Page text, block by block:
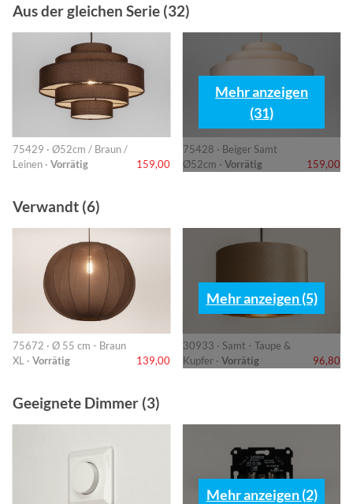
Aus der gleichen Serie (32)
75429 · Ø52cm / Braun /
Leinen · Vorrätig 159,00
75428 · Beiger Samt
Ø52cm · Vorrätig 159,00
Mehr anzeigen
(31)
Verwandt (6)
75672 · Ø 55 cm - Braun
XL · Vorrätig 139,00
30933 · Samt - Taupe &
Kupfer · Vorrätig 96,80
Mehr anzeigen (5)
Geeignete Dimmer (3)
Mehr anzeigen (2)